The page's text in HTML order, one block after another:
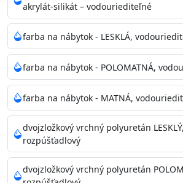
akrylát-silikát – vodouriediteľné
farba na nábytok - LESKLÁ,
farba na nábytok - POLOMATNÁ,
farba na nábytok - MATNÁ,
dvojzložkový vrchný polyuretán
rozpúšťadlový
dvojzložkový vrchný polyuretán